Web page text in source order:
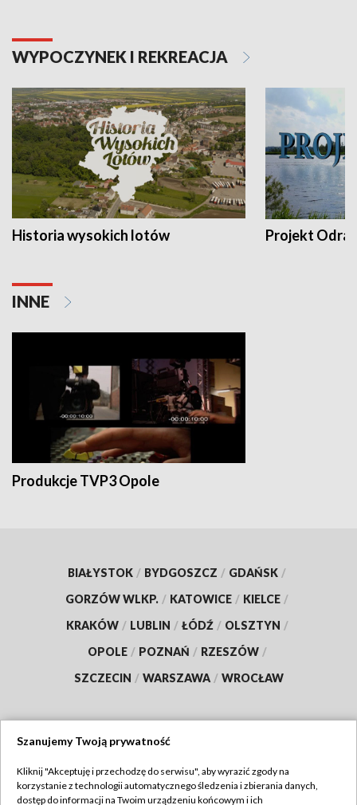
WYPOCZYNEK I REKREACJA
Historia wysokich lotów Projekt Odra
INNE
Produkcje TVP3 Opole
BIAŁYSTOK / BYDGOSZCZ / GDAŃSK /
GORZÓW WLKP. / KATOWICE / KIELCE /
KRAKÓW / LUBLIN / ŁÓDŹ / OLSZTYN /
OPOLE / POZNAŃ / RZESZÓW /
SZCZECIN / WARSZAWA / WROCŁAW
TVP
Szanujemy Twoją prywatność
Kliknij "Akceptuję i przechodzę do serwisu", aby wyrazić zgody na
korzystanie z technologii automatycznego śledzenia i zbierania danych,
dostęp do informacji na Twoim urządzeniu końcowym i ich